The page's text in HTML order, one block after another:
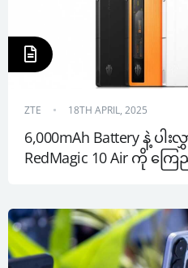
ZTE 18TH APRIL, 2025
6,000mAh Battery နဲ့ ပါ
RedMagic 10 Air ကို ကြေ